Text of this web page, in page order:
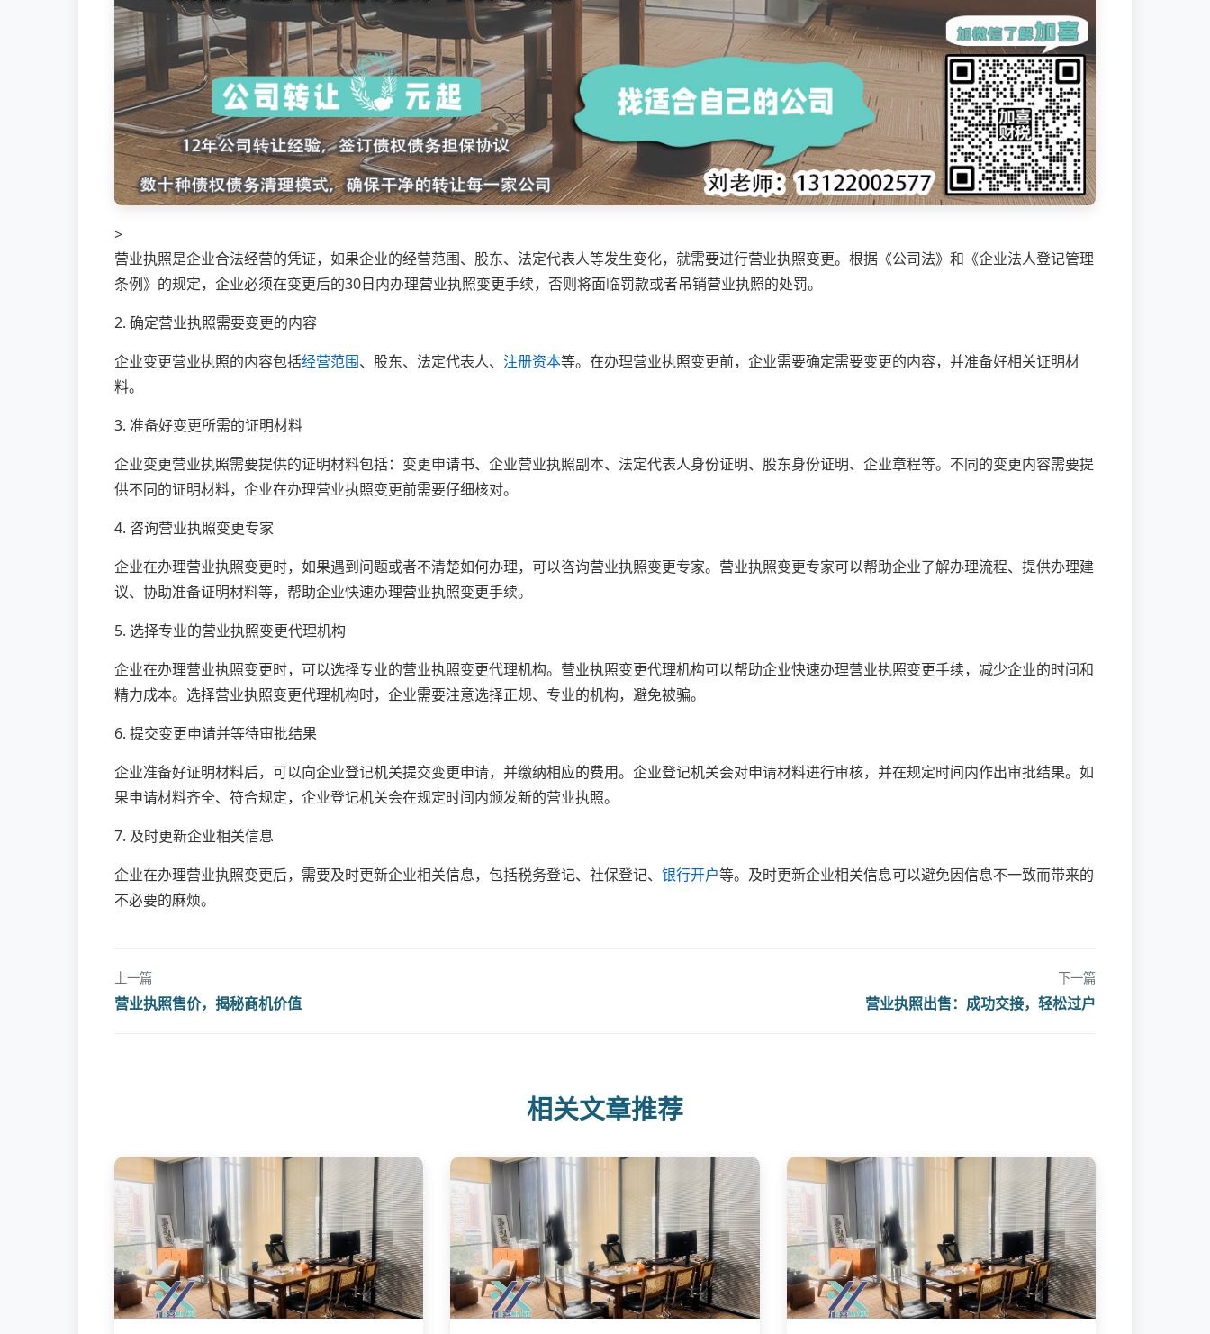
>
营业执照是企业合法经营的凭证，如果企业的经营范围、股东、法定代表人等发生变化，就需要进行营业执照变更。根据《公司法》和《企业法人登记管理
条例》的规定，企业必须在变更后的30日内办理营业执照变更手续，否则将面临罚款或者吊销营业执照的处罚。
2. 确定营业执照需要变更的内容
企业变更营业执照的内容包括经营范围、股东、法定代表人、 注册资本等。在办理营业执照变更前，企业需要确定需要变更的内容，并准备好相关证明材
料。
3. 准备好变更所需的证明材料
企业变更营业执照需要提供的证明材料包括：变更申请书、企业营业执照副本、法定代表人身份证明、股东身份证明、企业章程等。不同的变更内容需要提
供不同的证明材料，企业在办理营业执照变更前需要仔细核对。
4. 咨询营业执照变更专家
企业在办理营业执照变更时，如果遇到问题或者不清楚如何办理，可以咨询营业执照变更专家。营业执照变更专家可以帮助企业了解办理流程、提供办理建
议、协助准备证明材料等，帮助企业快速办理营业执照变更手续。
5. 选择专业的营业执照变更代理机构
企业在办理营业执照变更时，可以选择专业的营业执照变更代理机构。营业执照变更代理机构可以帮助企业快速办理营业执照变更手续，减少企业的时间和
精力成本。选择营业执照变更代理机构时，企业需要注意选择正规、专业的机构，避免被骗。
6. 提交变更申请并等待审批结果
企业准备好证明材料后，可以向企业登记机关提交变更申请，并缴纳相应的费用。企业登记机关会对申请材料进行审核，并在规定时间内作出审批结果。如
果申请材料齐全、符合规定，企业登记机关会在规定时间内颁发新的营业执照。
7. 及时更新企业相关信息
企业在办理营业执照变更后，需要及时更新企业相关信息，包括税务登记、社保登记、 银行开户等。及时更新企业相关信息可以避免因信息不一致而带来的
不必要的麻烦。
上一篇
营业执照售价，揭秘商机价值
下一篇
营业执照出售：成功交接，轻松过户
相关文章推荐